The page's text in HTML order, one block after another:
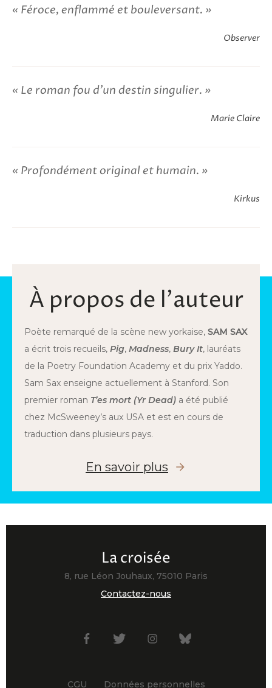
Féroce, enflammé et bouleversant.
Observer
Le roman fou d’un destin singulier.
Marie Claire
Profondément original et humain.
Kirkus
À propos de l'auteur
Poète remarqué de la scène new yorkaise, SAM SAX
a écrit trois recueils, Pig, Madness, Bury It, lauréats
de la Poetry Foundation Academy et du prix Yaddo.
Sam Sax enseigne actuellement à Stanford. Son
premier roman T’es mort (Yr Dead) a été publié
chez McSweeney’s aux USA et est en cours de
traduction dans plusieurs pays.
En savoir plus
La croisée
8, rue Léon Jouhaux, 75010 Paris
Contactez-nous
FacebookTwitterInstagramBsky
CGU Données personnelles